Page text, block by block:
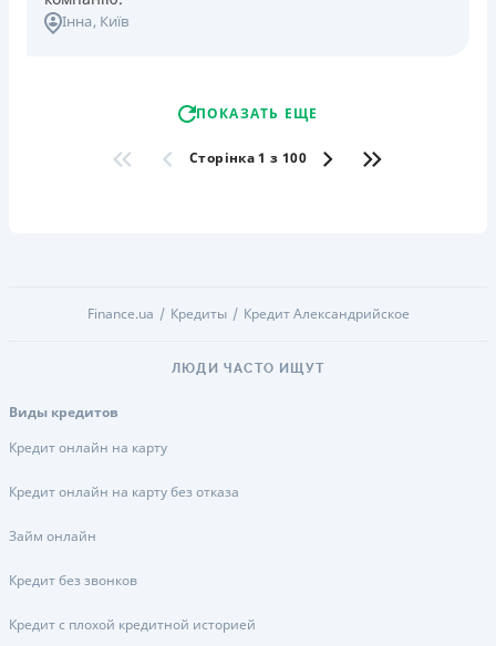
Інна, Київ
ПОКАЗАТЬ ЕЩЕ
Сторінка 1 з 100
Finance.ua Кредиты Кредит Александрийское
ЛЮДИ ЧАСТО ИЩУТ
Виды кредитов
Кредит онлайн на карту
Кредит онлайн на карту без отказа
Займ онлайн
Кредит без звонков
Кредит с плохой кредитной историей